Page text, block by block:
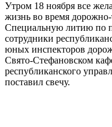
Утром 18 ноября все
жизнь во время
Специальную литию по
сотрудники
юных инспекторов
Свято-Стефановском
республиканского
поставил свечу.